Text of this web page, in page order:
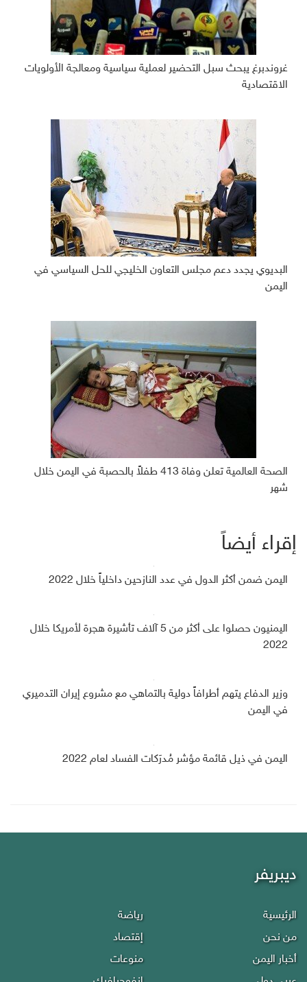
غروندبرغ يبحث سبل التحضير لعملية سياسية ومعالجة الأولويات
الاقتصادية
البديوي يجدد دعم مجلس التعاون الخليجي للحل السياسي في
اليمن
الصحة العالمية تعلن وفاة 413 طفلاً بالحصبة في اليمن خلال
شهر
إقراء أيضاً
اليمن ضمن أكثر الدول في عدد النازحين داخلياً خلال 2022
اليمنيون حصلوا على أكثر من 5 آلاف تأشيرة هجرة لأمريكا خلال
2022
وزير الدفاع يتهم أطرافاً دولية بالتماهي مع مشروع إيران التدميري
في اليمن
اليمن في ذيل قائمة مؤشر مُدرَكات الفساد لعام 2022
ديبريفر
الرئيسية
من نحن
أخبار اليمن
رياضة
إقتصاد
منوعات